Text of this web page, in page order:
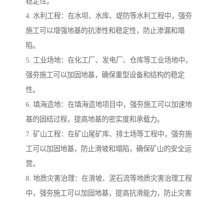
4. 水利工程：在水坝、水库、堤防等水利工程中，强夯
施工可以增强地基的抗渗性和稳定性，防止渗漏和塌
陷。
5. 工业场地：在化工厂、发电厂、仓库等工业场地中，
强夯施工可以加固地基，确保重型设备和结构的稳定
性。
6. 填海造地：在填海造地项目中，强夯施工可以加速地
基的固结过程，提高地基的密实度和承载力。
7. 矿山工程：在矿山尾矿库、排土场等工程中，强夯施
工可以加固地基，防止滑坡和塌陷，确保矿山的安全运
营。
8. 地质灾害治理：在滑坡、泥石流等地质灾害治理工程
中，强夯施工可以加固地基，提高抗滑能力，防止灾害